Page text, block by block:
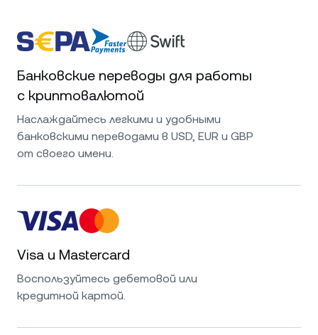
Банковские переводы для работы
с криптовалютой
Наслаждайтесь легкими и удобными
банковскими переводами в USD, EUR и GBP
от своего имени.
Visa и Mastercard
Воспользуйтесь дебетовой или
кредитной картой.